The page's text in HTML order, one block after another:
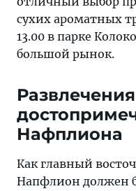
сухих ароматных
13.00 в парке
большой рынок.
Нафплиона
Как главный
Напфлион должен